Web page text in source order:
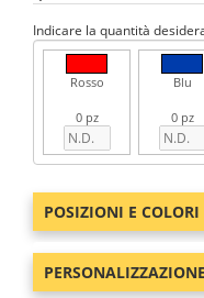
Indicare la quantità
Rosso
0 pz
Blu
0 pz
POSIZIONI E
PERSONALIZZAZIONE